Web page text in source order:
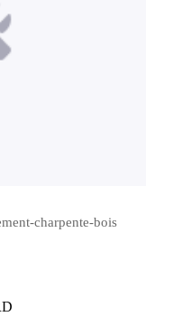
charpente-bois